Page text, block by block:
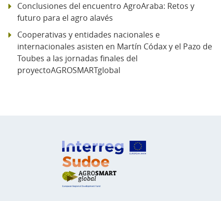
Conclusiones del encuentro AgroAraba: Retos y
futuro para el agro alavés
Cooperativas y entidades nacionales e
internacionales asisten en Martín Códax y el Pazo de
Toubes a las jornadas finales del
proyectoAGROSMARTglobal